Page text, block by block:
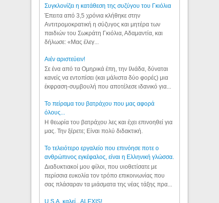
Συγκλονίζει η κατάθεση της συζύγου του Γκιόλια
Έπειτα από 3,5 χρόνια κλήθηκε στην
Αντιτρομοκρατική η σύζυγος και μητέρα των
παιδιών του Σωκράτη Γκιόλια, Αδαμαντία, και
δήλωσε: «Μας έλεγ...
Aιέν αριστεύειν!
Σε ένα από τα Ομηρικά έπη, την Ιλιάδα, δύναται
κανείς να εντοπίσει (και μάλιστα δύο φορές) μια
έκφραση-συμβουλή που αποτέλεσε ιδανικό για...
Το πείραμα του βατράχου που μας αφορά
όλους...
Η θεωρία του βατράχου λες και έχει επινοηθεί για
μας. Την ξέρετε; Είναι πολύ διδακτική.
Το τελειότερο εργαλείο που επινόησε ποτε ο
ανθρώπινος εγκέφαλος, είναι η Ελληνική γλώσσα.
Διαδυκτιακοί μου φίλοι, που υιοθετίσατε με
περίσσια ευκολία τον τρόπο επικοινωνίας που
σας πλάσαραν τα μιάσματα της νέας τάξης πρα...